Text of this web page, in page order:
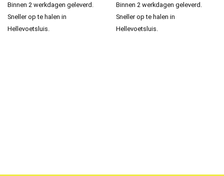
Binnen 2 werkdagen geleverd.
Sneller op te halen in
Hellevoetsluis.
Binnen 2 werkdagen geleverd.
Sneller op te halen in
Hellevoetsluis.